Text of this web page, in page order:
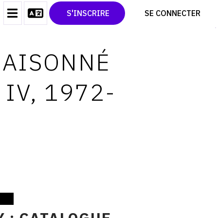
S'INSCRIRE SE CONNECTER
CONTACT
CGU
TWITTER
PINTEREST
IV, 1972-